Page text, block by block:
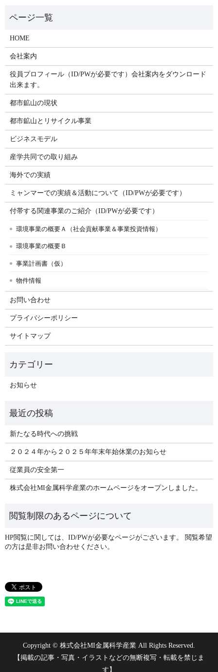
HOME
会社案内
役員プロフィール（ID/PWが必要です）会社案内をダウンロード
出来ます。
都市鉱山の現状
都市鉱山とリサイクル事業
ビジネスモデル
産学共同での取り組み
海外での実績
ミャンマーでの実績＆活動について（ID/PWが必要です）
付帯する関連事業のご紹介（ID/PWが必要です）
環境事業の概要Ａ（社会貢献事業＆事業投資情報）
環境事業の概要Ｂ
事業計画書（仮）
物件情報
お問い合わせ
プライバシーポリシー
サイトマップ
お知らせ
新たなる時代への挑戦
２０２４年から２０２５年年末年始休業のお知らせ
従業員の安全第一
株式会社MI金属科学産業のホームページをオープンしました。
Copyright © 株式会社MI金属科学産業 All Rights Reserved.
【掲載の記事・写真・イラストなどの無断複写・転載を禁じま
す】